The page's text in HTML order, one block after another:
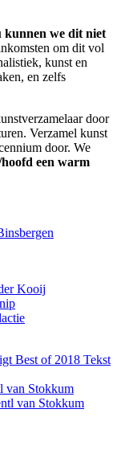
kunnen we dit niet
om dit vol
kunst en
en zelfs
door
Verzamel kunst
door. We
een warm
Kooij
Best of 2018 Tekst
van Stokkum
van Stokkum